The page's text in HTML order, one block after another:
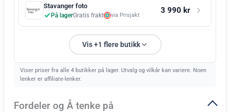
Stavanger foto
På lagerGratis frakt via Prisjakt 3 990 kr
Vis +1 flere butikk
Viser priser fra alle 4 butikker på lager. Utvalg og vilkår kan variere. Noen
lenker er affiliate-lenker.
Fordeler og Å tenke på